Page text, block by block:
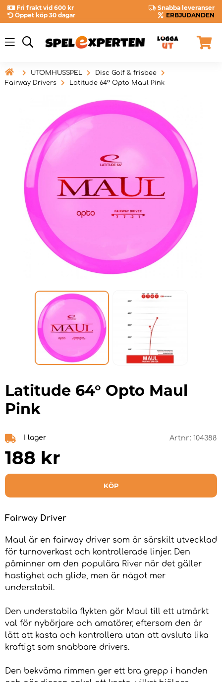
Fri frakt vid 600 kr
Snabba leveranser
Öppet köp 30 dagar
ERBJUDANDEN
 UTOMHUSSPEL
Disc Golf & frisbee
Fairway Drivers
Latitude 64° Opto Maul Pink
Latitude 64° Opto Maul
Pink
I lager Artnr: 104388
188 kr
KÖP
Fairway Driver
Maul är en fairway driver som är särskilt utvecklad
för turnoverkast och kontrollerade linjer. Den
påminner om den populära River när det gäller
hastighet och glide, men är något mer
understabil.
Den understabila flykten gör Maul till ett utmärkt
val för nybörjare och amatörer, eftersom den är
lätt att kasta och kontrollera utan att avsluta lika
kraftigt som snabbare drivers.
Den bekväma rimmen ger ett bra grepp i handen